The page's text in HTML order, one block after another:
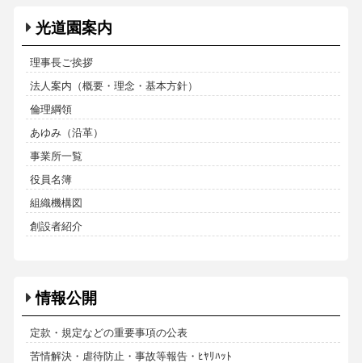
光道園案内
理事長ご挨拶
法人案内（概要・理念・基本方針）
倫理綱領
あゆみ（沿革）
事業所一覧
役員名簿
組織機構図
創設者紹介
情報公開
定款・規定などの重要事項の公表
苦情解決・虐待防止・事故等報告・ﾋﾔﾘﾊｯﾄ